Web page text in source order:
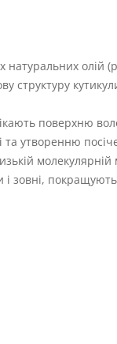
натуральних олій
поверхню
та утворенню
зовні, покращують